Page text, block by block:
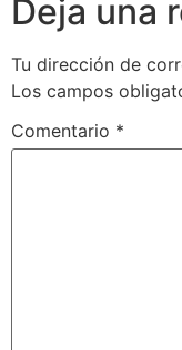
Deja una
Tu dirección de
Los campos
Comentario *